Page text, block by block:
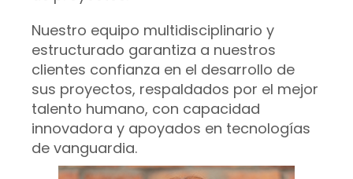
Nuestro equipo multidisciplinario y
estructurado garantiza a nuestros
clientes confianza en el desarrollo de
sus proyectos, respaldados por el mejor
talento humano, con capacidad
innovadora y apoyados en tecnologías
de vanguardia.